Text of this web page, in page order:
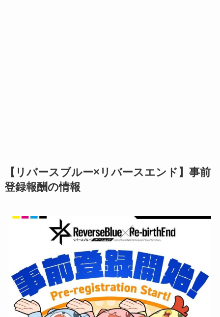
【リバースブルー×リバースエンド】事前
登録報酬の情報